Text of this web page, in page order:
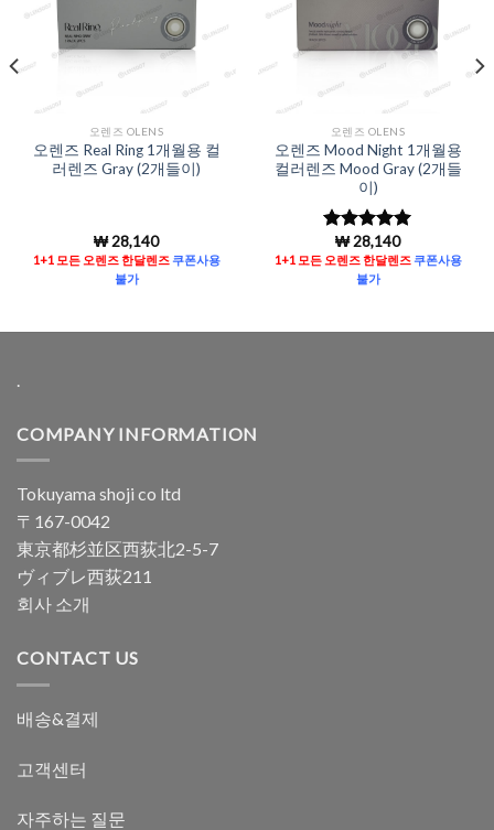
오렌즈 OLENS
오렌즈 Real Ring 1개월용 컬
러렌즈 Gray (2개들이)
₩28,140
1+1 모든 오렌즈 한달렌즈쿠폰사용
불가
오렌즈 OLENS
오렌즈 Mood Night 1개월용
컬러렌즈 Mood Gray (2개들
이)
5 중에서
로 평가됨
₩28,140
1+1 모든 오렌즈 한달렌즈쿠폰사용
불가
COMPANY INFORMATION
Tokuyama shoji co ltd
〒167-0042
東京都杉並区西荻北2-5-7
ヴィブレ西荻211
회사 소개
CONTACT US
배송&결제
고객센터
자주하는 질문